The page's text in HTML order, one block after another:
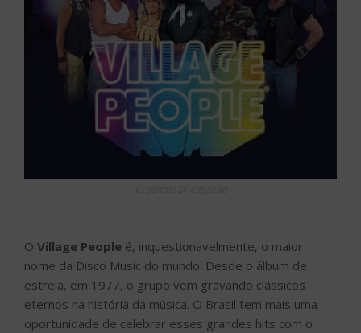
O Village People é, inquestionavelmente, o maior
nome da Disco Music do mundo. Desde o álbum de
estreia, em 1977, o grupo vem gravando clássicos
eternos na história da música. O Brasil tem mais uma
oportunidade de celebrar esses grandes hits com o